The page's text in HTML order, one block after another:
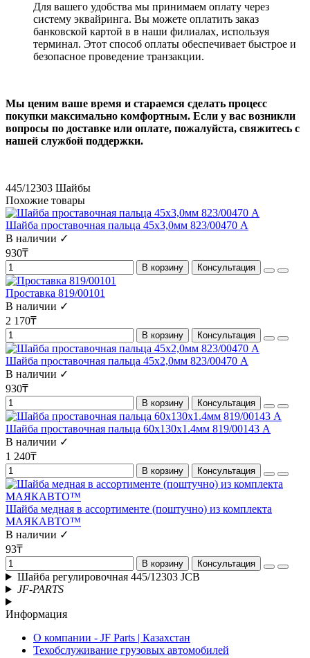
Для вашего удобства мы принимаем оплату через
систему эквайринга. Вы можете оплатить заказ
банковской картой в в наши филиалах, используя
терминал. Этот способ оплаты обеспечивает быстрое и
безопасное проведение транзакции.
Мы ценим ваше время и стараемся сделать процесс
покупки максимально комфортным. Если у вас возникли
вопросы по доставке или оплате, пожалуйста, свяжитесь с
нашей службой поддержки.
445/12303 Шайбы
Похожие товары
Шайба проставочная пальца 45x3,0мм 823/00470 А
В наличии ✓
930₸
В корзину Консультация
Проставка 819/00101
В наличии ✓
2 170₸
В корзину Консультация
Шайба проставочная пальца 45x2,0мм 823/00470 А
В наличии ✓
930₸
В корзину Консультация
Шайба проставочная пальца 60x130x1.4мм 819/00143 А
В наличии ✓
1 240₸
В корзину Консультация
Шайба медная в ассортименте (поштучно) из комплекта
МАЯКАВТО™
В наличии ✓
93₸
В корзину Консультация
Шайба регулировочная 445/12303 JCB
JF-PARTS
Информация
О компании - JF Parts | Казахстан
Техобслуживание грузовых автомобилей